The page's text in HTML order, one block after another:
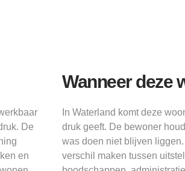
De
en
Wanneer deze
In Waterland komt deze
druk geeft. De bewoner
was doen niet blijven
verschil maken tussen